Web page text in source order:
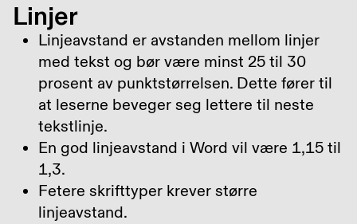
Linjer
Linjeavstand er avstanden mellom linjer
med tekst og bør være minst 25 til 30
prosent av punktstørrelsen. Dette fører til
at leserne beveger seg lettere til neste
tekstlinje.
En god linjeavstand i Word vil være 1,15 til
1,3.
Fetere skrifttyper krever større
linjeavstand.